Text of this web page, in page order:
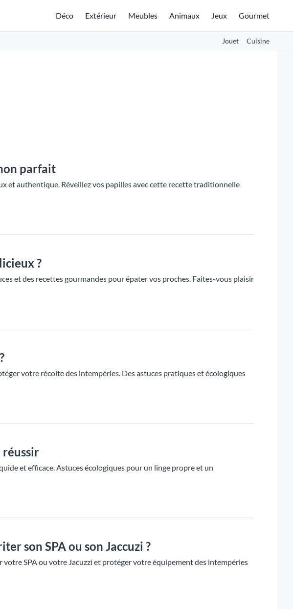
Déco Extérieur Meubles Animaux Jeux Gourmet
Jouet Cuisine
parfait
et authentique. Réveillez vos papilles avec cette recette traditionnelle
?
et des recettes gourmandes pour épater vos proches. Faites-vous plaisir
votre récolte des intempéries. Des astuces pratiques et écologiques
réussir
et efficace. Astuces écologiques pour un linge propre et un
son SPA ou son Jaccuzi ?
SPA ou votre Jacuzzi et protéger votre équipement des intempéries